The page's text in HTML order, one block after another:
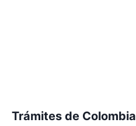
Trámites de Colombia